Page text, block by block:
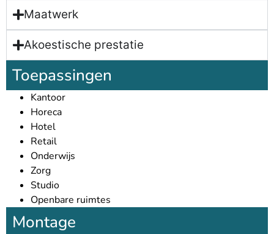
Maatwerk
Akoestische prestatie
Toepassingen
Kantoor
Horeca
Hotel
Retail
Onderwijs
Zorg
Studio
Openbare ruimtes
Montage